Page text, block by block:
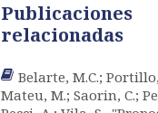
Publicaciones
relacionadas
Belarte, M.C.;
Mateu, M.; Saorin, C.;